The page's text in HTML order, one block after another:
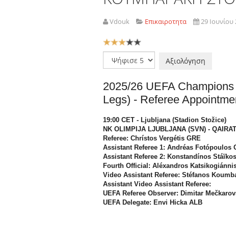
Vdouk Επικαιροτητα 29 Ιουνίου
Αξιολόγηση
Χρήστη:3/5
Παρακαλώ
αξιολογήστε
2025/26 UEFA
Legs) - Referee
19:00 CET - Ljubljana (Stadion Stožice)
NK OLIMPIJA LJUBLJANA (SVN) -
Referee: Chrístos Vergétis GRE
Assistant Referee 1: Andréas Fotópoulos
Assistant Referee 2: Konstandínos
Fourth Official: Aléxandros
Video Assistant Referee: Stéfanos
Assistant Video Assistant Referee:
UEFA Referee Observer: Dimitar
UEFA Delegate: Envi Hicka ALB